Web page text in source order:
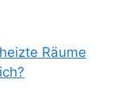
Räume